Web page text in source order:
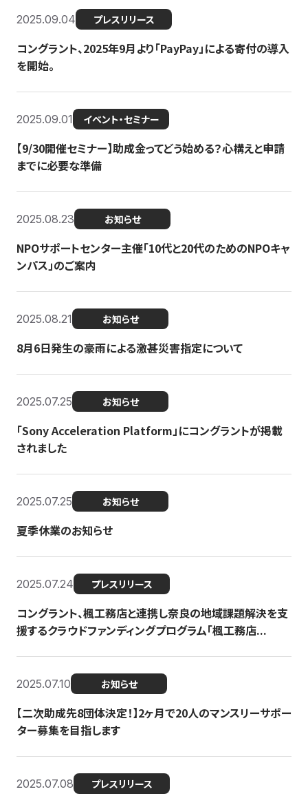
2025.09.04 プレスリリース
コングラント、2025年9月より「PayPay」による寄付の導入
を開始。
2025.09.01 イベント・セミナー
【9/30開催セミナー】助成金ってどう始める？心構えと申請
までに必要な準備
2025.08.23 お知らせ
NPOサポートセンター主催「10代と20代のためのNPOキャ
ンパス」のご案内
2025.08.21 お知らせ
8月6日発生の豪雨による激甚災害指定について
2025.07.25 お知らせ
「Sony Acceleration Platform」にコングラントが掲載
されました
2025.07.25 お知らせ
夏季休業のお知らせ
2025.07.24 プレスリリース
コングラント、楓工務店と連携し奈良の地域課題解決を支
援するクラウドファンディングプログラム「楓工務店...
2025.07.10 お知らせ
【二次助成先8団体決定！】2ヶ月で20人のマンスリーサポー
ター募集を目指します
2025.07.08 プレスリリース